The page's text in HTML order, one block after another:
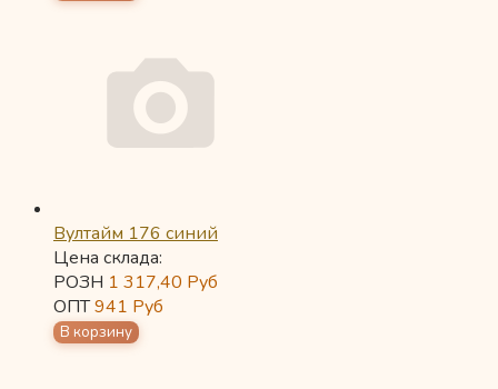
Вултайм 176 синий
Цена склада:
РОЗН 1 317,40 Руб
ОПТ941 Руб